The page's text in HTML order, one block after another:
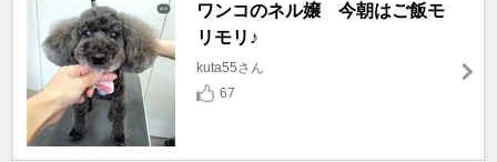
ワンコのネル嬢 今朝はご飯モ
リモリ♪
kuta55さん
67